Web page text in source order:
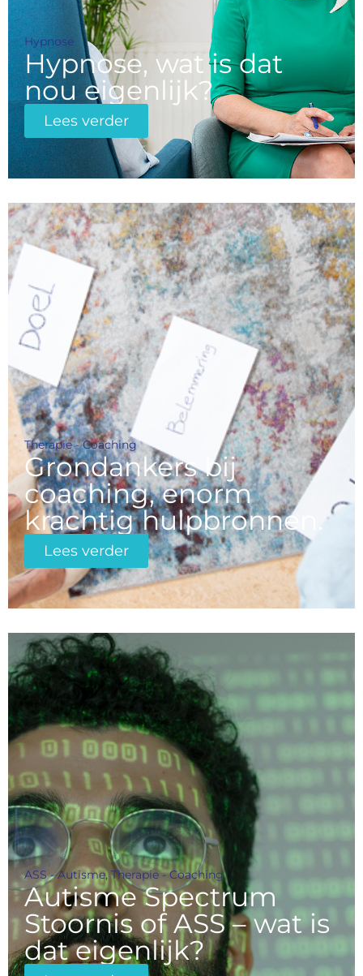
Hypnose
Hypnose, wat is dat
nou eigenlijk?
Lees verder
Therapie - Coaching
Grondankers bij
coaching, enorm
krachtig hulpbronnen.
Lees verder
ASS - Autisme,Therapie - Coaching
Autisme Spectrum
Stoornis of ASS – wat is
dat eigenlijk?